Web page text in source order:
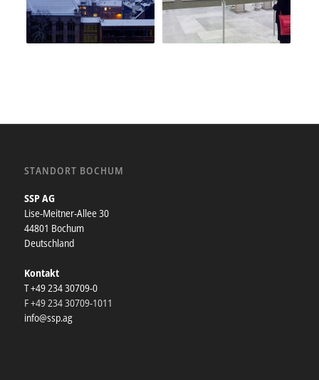
STANDORT BOCHUM
SSP AG
Lise-Meitner-Allee 30
44801 Bochum
Deutschland
Kontakt
T +49 234 30709-0
F +49 234 30709-1011
info@ssp.ag